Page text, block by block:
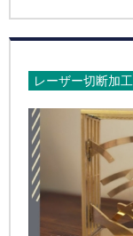
レーザー切断加工